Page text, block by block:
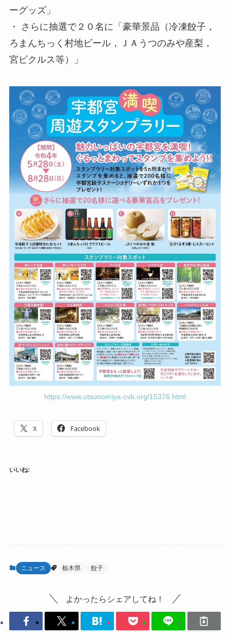
ーグッズ」
・ さらに抽選で２０名に「豪華景品（冷凍餃子，
ろまんちっく村地ビール，ＪＡうつのみや産梨，
宮ピクルス等）」
https://www.utsunomiya-cvb.org/15376.html
X Facebook
いいね:
ニュース 栃木県 餃子
よかったらシェアしてね！